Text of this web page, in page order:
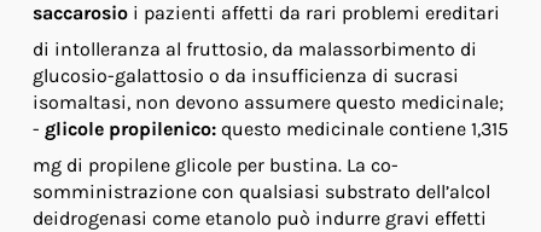
saccarosioi pazienti affetti da rari problemi ereditari
di intolleranza al fruttosio, da malassorbimento di
glucosio-galattosio o da insufficienza di sucrasi
isomaltasi, non devono assumere questo medicinale;
- glicole propilenico:questo medicinale contiene 1,315
mg di propilene glicole per bustina. La co-
somministrazione con qualsiasi substrato dell’alcol
deidrogenasi come etanolo può indurre gravi effetti